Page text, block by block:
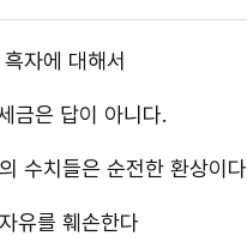
자에 대해서
금은 답이 아니다.
수치들은 순전한 환상이다
유를 훼손한다